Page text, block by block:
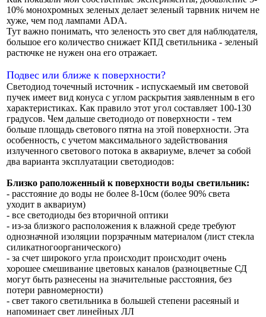
10% монохромных зеленых делает зеленый тарвник ничем не
хуже, чем под лампами ADA.
Тут важно понимать, что зеленость это свет для наблюдателя,
большое его количество снижает КПД светильника - зеленый
растючке не нужен она его отражает.
Подвес или ближе к поверхности?
Светодиод точечный источник - испускаемый им световой
пучек имеет вид конуса с углом раскрытия заявленным в его
характеристиках. Как правило этот угол составляет 100-130
градусов. Чем дальше светодиодо от поверхности - тем
больше площадь светового пятна на этой поверхности. Эта
особенность, с учетом максимального задействования
излученного светового потока в аквариуме, влечет за собой
два варианта эксплуатации светодиодов:
Близко раположенный к поверхности воды светильник:
- расстояние до воды не более 8-10см (более 90% света
уходит в аквариум)
- все светодиоды без вторичной оптики
- из-за близкого расположения к влажной среде требуют
однозначной изоляции порзрачным материалом (лист стекла
силикатногоорганического)
- за счет широкого угла происходит происходит очень
хорошее смешивание цветовых каналов (разноцветные СД
могут быть разнесены на значительные расстояния, без
потери равномерности)
- свет такого светильника в большей степени расеяный и
напоминает свет линейных ЛЛ